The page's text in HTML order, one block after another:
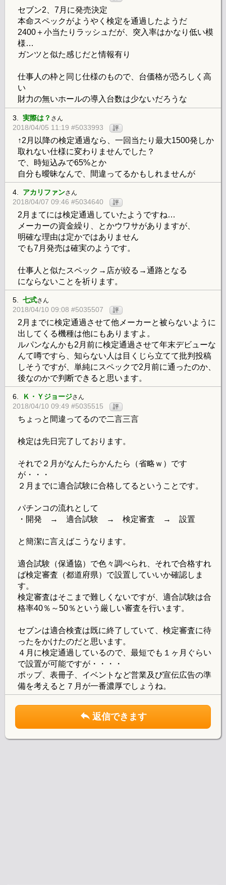
セブン2、7月に発売決定
本命スペックがようやく検定を通過したようだ
2400＋小当たりラッシュだが、突入率はかなり低い模
様…
ガンツと似た感じだと情報有り
仕事人の枠と同じ仕様のもので、台価格が恐ろしく高
い
財力の無いホールの導入台数は少ないだろうな
3. 実際は？ さん
2018/04/05 11:19 #5033993 評
↑2月以降の検定通過なら、一回当たり最大1500発しか
取れない仕様に変わりませんでした？
で、時短込みで65%とか
自分も曖昧なんで、間違ってるかもしれませんが
4. アカリファンさん
2018/04/07 09:46 #5034640 評
2月まてには検定通過していたようですね…
メーカーの資金繰り、とかウワサがありますが、
明確な理由は定かではありません
でも7月発売は確実のようです。
仕事人と似たスペック→店が絞る→通路となる
にならないことを祈ります。
5. 七式さん
2018/04/10 09:08 #5035507 評
2月までに検定通過させて他メーカーと被らないように
出してくる機種は他にもありますよ。
ルパンなんかも2月前に検定通過させて年末デビューな
んて噂ですら、知らない人は目くじら立てて批判投稿
しそうですが、単純にスペックで2月前に通ったのか、
後なのかで判断できると思います。
6. Ｋ・Ｙジョージさん
2018/04/10 09:49 #5035515 評
ちょっと間違ってるので二言三言
検定は先日完了しております。
それで２月がなんたらかんたら（省略ｗ）です
が・・・
２月までに適合試験に合格してるということです。
パチンコの流れとして
・開発 → 適合試験 → 検定審査 → 設置
と簡潔に言えばこうなります。
適合試験（保通協）で色々調べられ、それで合格すれ
ば検定審査（都道府県）で設置していいか確認しま
す。
検定審査はそこまで難しくないですが、適合試験は合
格率40％～50％という厳しい審査を行います。
セブンは適合検査は既に終了していて、検定審査に待
ったをかけたのだと思います。
４月に検定通過しているので、最短でも１ヶ月ぐらい
で設置が可能ですが・・・・
ポップ、表冊子、イベントなど営業及び宣伝広告の準
備を考えると７月が一番濃厚でしょうね。
返信できます